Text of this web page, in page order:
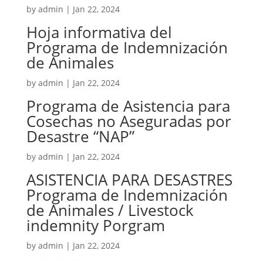
by admin | Jan 22, 2024
Hoja informativa del
Programa de Indemnización
de Animales
by admin | Jan 22, 2024
Programa de Asistencia para
Cosechas no Aseguradas por
Desastre “NAP”
by admin | Jan 22, 2024
ASISTENCIA PARA DESASTRES
Programa de Indemnización
de Animales / Livestock
indemnity Porgram
by admin | Jan 22, 2024